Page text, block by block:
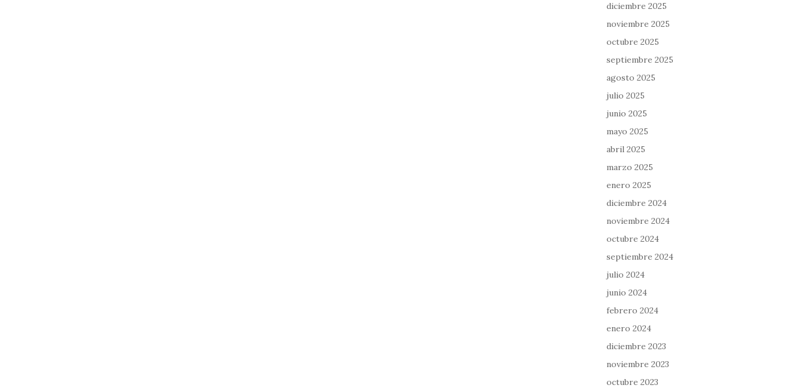
diciembre 2025
noviembre 2025
octubre 2025
septiembre 2025
agosto 2025
julio 2025
junio 2025
mayo 2025
abril 2025
marzo 2025
enero 2025
diciembre 2024
noviembre 2024
octubre 2024
septiembre 2024
julio 2024
junio 2024
febrero 2024
enero 2024
diciembre 2023
noviembre 2023
octubre 2023